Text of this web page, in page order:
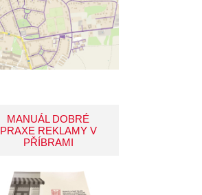
MANUÁL DOBRÉ
PRAXE REKLAMY V
PŘÍBRAMI